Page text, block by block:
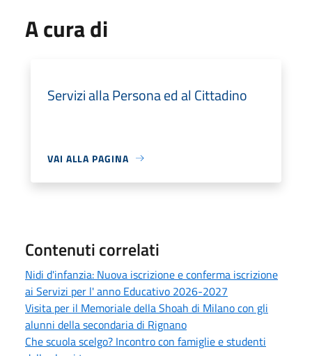
A cura di
Servizi alla Persona ed al Cittadino
VAI ALLA PAGINA
Contenuti correlati
Nidi d'infanzia: Nuova iscrizione e conferma iscrizione
ai Servizi per l' anno Educativo 2026-2027
Visita per il Memoriale della Shoah di Milano con gli
alunni della secondaria di Rignano
Che scuola scelgo? Incontro con famiglie e studenti